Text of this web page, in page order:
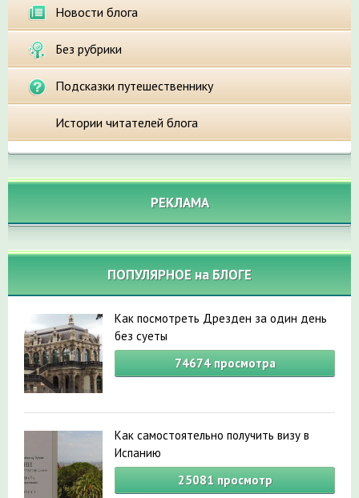
Новости блога
Без рубрики
Подсказки путешественнику
Истории читателей блога
РЕКЛАМА
ПОПУЛЯРНОЕ на БЛОГЕ
Как посмотреть Дрезден за один день
без суеты
74674просмотра
Как самостоятельно получить визу в
Испанию
25081просмотр